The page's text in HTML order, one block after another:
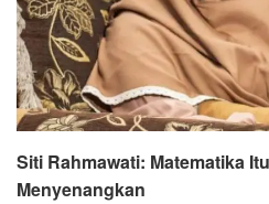
Siti Rahmawati: Matematika
Menyenangkan